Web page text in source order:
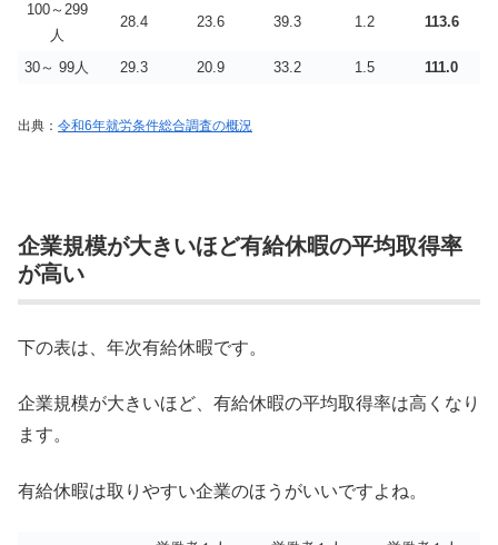
100～299
人
28.4 23.6 39.3 1.2 113.6
30～ 99人 29.3 20.9 33.2 1.5 111.0
出典： 令和6年就労条件総合調査の概況
企業規模が大きいほど有給休暇の平均取得率
が高い
下の表は、年次有給休暇です。
企業規模が大きいほど、有給休暇の平均取得率は高くなり
ます。
有給休暇は取りやすい企業のほうがいいですよね。